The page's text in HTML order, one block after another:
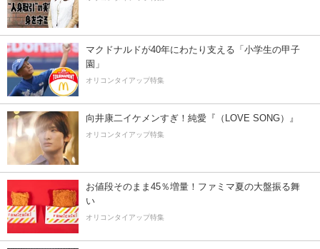
マクドナルドが40年にわたり支える「小学生の甲子
園」
オリコンタイアップ特集
向井康二イケメンすぎ！純愛『（LOVE SONG）』
オリコンタイアップ特集
お値段そのまま45％増量！ファミマ夏の大盤振る舞
い
オリコンタイアップ特集